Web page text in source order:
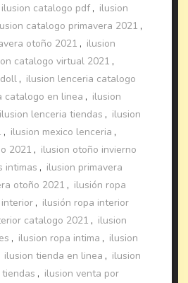
ilusion catalogo pdf , ilusion
catalogo primavera 2021 ,
otoño 2021 , ilusion
catalogo virtual 2021 ,
, ilusion lenceria catalogo
catalogo en linea , ilusion
ilusion lenceria tiendas , ilusion
, ilusion mexico lenceria ,
2021 , ilusion otoño invierno
intimas , ilusion primavera
otoño 2021 , ilusión ropa
, ilusión ropa interior
catalogo 2021 , ilusion
, ilusion ropa intima , ilusion
ilusion tienda en linea , ilusion
, ilusion venta por